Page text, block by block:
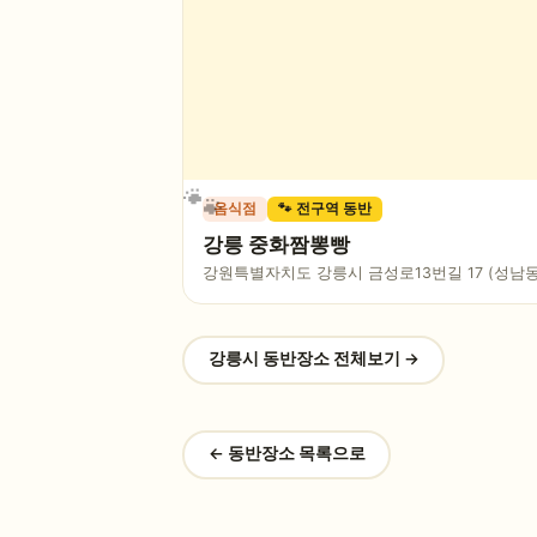
음식점 🐾 전구역 동반
강릉 중화짬뽕빵
강원특별자치도 강릉시 금성로13번길 17 (성남
강릉시 동반장소 전체보기 →
← 동반장소 목록으로